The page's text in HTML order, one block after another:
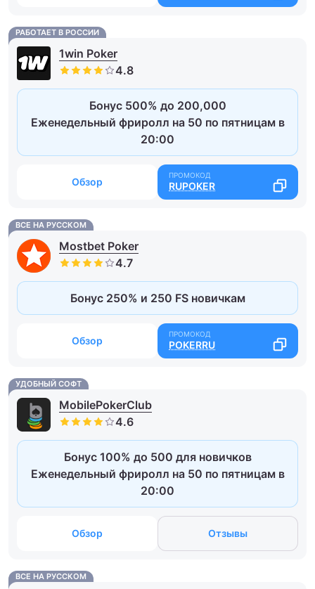
РАБОТАЕТ В РОССИИ
1win Poker
Бонус 500% до 200,000
Еженедельный фриролл на 50 по пятницам в
20:00
Обзор RUPOKER
ВСЕ НА РУССКОМ
Mostbet Poker
Бонус 250% и 250 FS новичкам
Обзор POKERRU
УДОБНЫЙ СОФТ
MobilePokerClub
Бонус 100% до 500 для новичков
Еженедельный фриролл на 50 по пятницам в
20:00
Обзор Отзывы
ВСЕ НА РУССКОМ